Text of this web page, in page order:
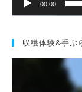
00:00
収穫体験&手ぶ